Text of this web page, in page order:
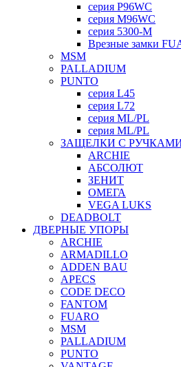
серия P96WC
серия M96WC
серия 5300-M
Врезные замки
MSM
PALLADIUM
PUNTO
серия L45
серия L72
серия ML/PL
серия ML/PL
ЗАЩЕЛКИ С
ARCHIE
АБСОЛЮТ
ЗЕНИТ
ОМЕГА
VEGA LUKS
DEADBOLT
ДВЕРНЫЕ УПОРЫ
ARCHIE
ARMADILLO
ADDEN BAU
APECS
CODE DECO
FANTOM
FUARO
MSM
PALLADIUM
PUNTO